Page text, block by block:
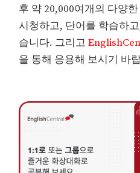
후 약 20,000여개의 다양
시청하고, 단어를 학습하
습니다. 그리고
을 통해 응용해 보시기 바